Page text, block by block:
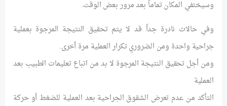
وسيختفي المكان تماماً بعد مرور بعض الوقت.
وفي حالات نادرة جداً قد لا يتم تحقيق النتيجة المرجوة بعملية
جراحية واحدة ومن الضروري تكرار العملية مرة أخرى.
ومن أجل تحقيق النتيجة المرجوة لا بد من اتباع تعليمات الطبيب بعد
العملية
التأكد من عدم تعرض الشقوق الجراحية بعد العملية للضغط أو حركة